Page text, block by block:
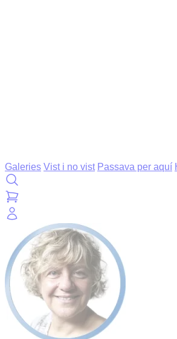
Galeries Vist i no vist Passava per aquí